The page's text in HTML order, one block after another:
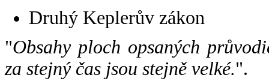
Druhý Keplerův zákon
"Obsahy ploch opsaných
za stejný čas jsou stejně velké.".